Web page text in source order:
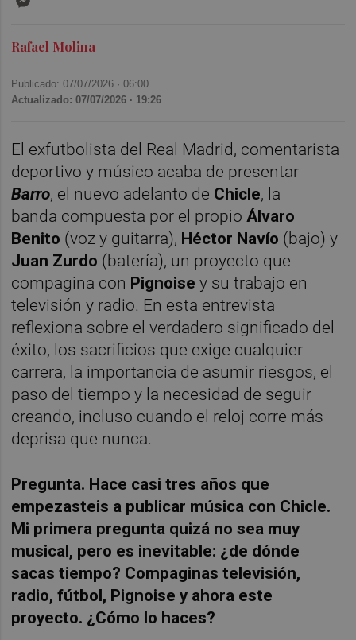
Rafael Molina
Publicado: 07/07/2026 ·06:00
Actualizado: 07/07/2026 · 19:26
El exfutbolista del Real Madrid, comentarista
deportivo y músico acaba de presentar
Barro, el nuevo adelanto de Chicle, la
banda compuesta por el propio Álvaro
Benito (voz y guitarra), Héctor Navío (bajo) y
Juan Zurdo (batería), un proyecto que
compagina con Pignoise y su trabajo en
televisión y radio. En esta entrevista
reflexiona sobre el verdadero significado del
éxito, los sacrificios que exige cualquier
carrera, la importancia de asumir riesgos, el
paso del tiempo y la necesidad de seguir
creando, incluso cuando el reloj corre más
deprisa que nunca.
Pregunta. Hace casi tres años que
empezasteis a publicar música con Chicle.
Mi primera pregunta quizá no sea muy
musical, pero es inevitable: ¿de dónde
sacas tiempo? Compaginas televisión,
radio, fútbol, Pignoise y ahora este
proyecto. ¿Cómo lo haces?